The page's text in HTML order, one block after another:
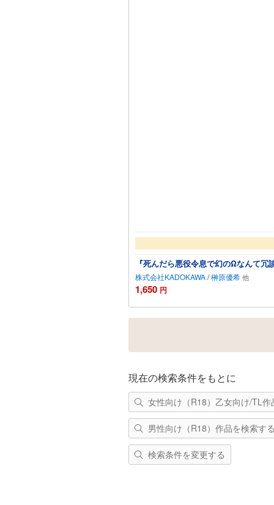
『死んだら悪役令息で幻のΩなんて
株式会社KADOKAWA/榊原優希
1,650 円
現在の検索条件をもとに
女性向け（R18）乙女向け/TL作
男性向け（R18）作品を検索す
検索条件を変更する